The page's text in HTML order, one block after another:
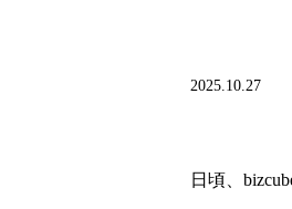
2025.10.27
日頃、